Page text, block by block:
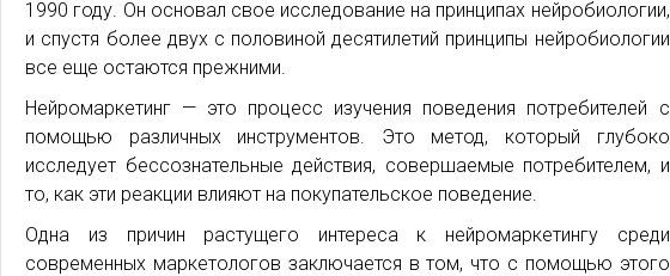
1990 году. Он основал свое исследование на принципах нейробиологии,
и спустя более двух с половиной десятилетий принципы нейробиологии
все еще остаются прежними.
Нейромаркетинг — это процесс изучения поведения потребителей с
помощью различных инструментов. Это метод, который глубоко
исследует бессознательные действия, совершаемые потребителем, и
то, как эти реакции влияют на покупательское поведение.
Одна из причин растущего интереса к нейромаркетингу среди
современных маркетологов заключается в том, что с помощью этого